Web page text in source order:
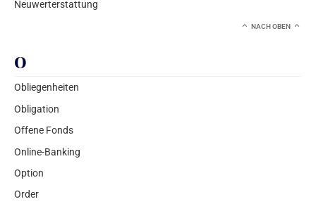
Neuwerterstattung
NACH OBEN
O
Obliegenheiten
Obligation
Offene Fonds
Online-Banking
Option
Order